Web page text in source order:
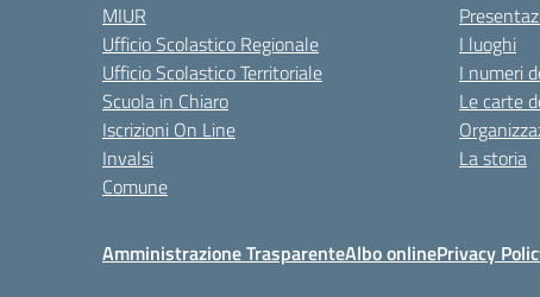
MIUR
Ufficio Scolastico Regionale
Ufficio Scolastico Territoriale
Scuola in Chiaro
Iscrizioni On Line
Invalsi
Comune
I luoghi
I numeri
Le carte
La storia
Amministrazione TrasparenteAlbo onlinePrivacy